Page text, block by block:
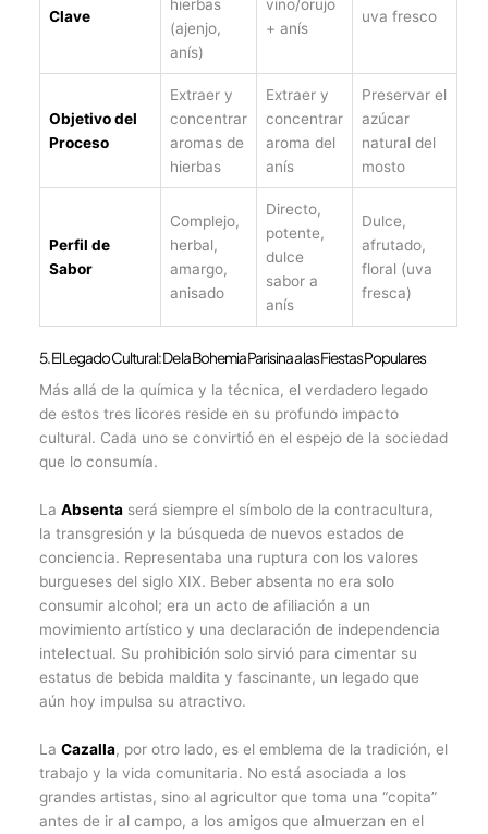
Clave
hierbas
(ajenjo,
anís)
vino/orujo
+ anís
uva fresco
Objetivo del
Proceso
Extraer y
concentrar
aromas de
hierbas
Extraer y
concentrar
aroma del
anís
Preservar el
azúcar
natural del
mosto
Perfil de
Sabor
Complejo,
herbal,
amargo,
anisado
Directo,
potente,
dulce
sabor a
anís
Dulce,
afrutado,
floral (uva
fresca)
5. El Legado Cultural: De la Bohemia Parisina a las Fiestas Populares
Más allá de la química y la técnica, el verdadero legado
de estos tres licores reside en su profundo impacto
cultural. Cada uno se convirtió en el espejo de la sociedad
que lo consumía.
LaAbsenta será siempre el símbolo de la contracultura,
la transgresión y la búsqueda de nuevos estados de
conciencia. Representaba una ruptura con los valores
burgueses del siglo XIX. Beber absenta no era solo
consumir alcohol; era un acto de afiliación a un
movimiento artístico y una declaración de independencia
intelectual. Su prohibición solo sirvió para cimentar su
estatus de bebida maldita y fascinante, un legado que
aún hoy impulsa su atractivo.
LaCazalla, por otro lado, es el emblema de la tradición, el
trabajo y la vida comunitaria. No está asociada a los
grandes artistas, sino al agricultor que toma una “copita”
antes de ir al campo, a los amigos que almuerzan en el